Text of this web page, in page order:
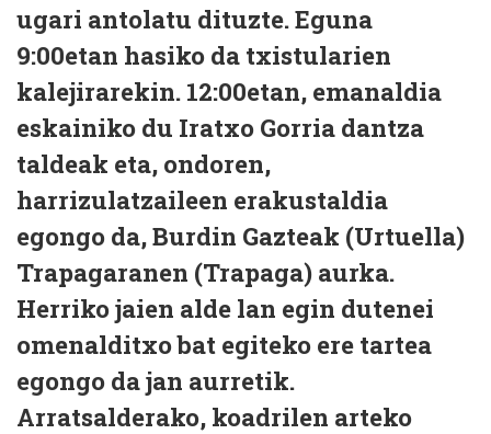
ugari antolatu dituzte. Eguna
9:00etan hasiko da txistularien
kalejirarekin. 12:00etan, emanaldia
eskainiko du Iratxo Gorria dantza
taldeak eta, ondoren,
harrizulatzaileen erakustaldia
egongo da, Burdin Gazteak (Urtuella)
Trapagaranen (Trapaga) aurka.
Herriko jaien alde lan egin dutenei
omenalditxo bat egiteko ere tartea
egongo da jan aurretik.
Arratsalderako, koadrilen arteko